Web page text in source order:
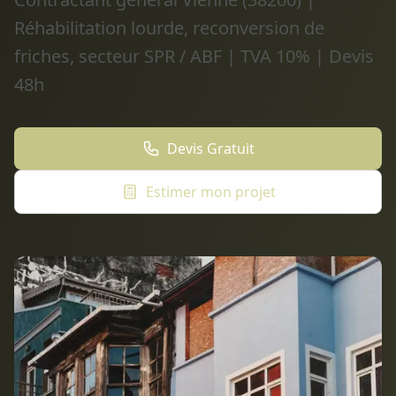
Réhabilitation lourde, reconversion de
friches, secteur SPR / ABF | TVA 10% | Devis
48h
Devis Gratuit
Estimer mon projet